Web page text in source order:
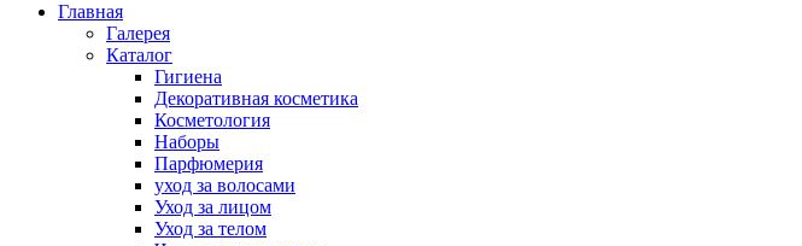
Главная
Галерея
Каталог
Гигиена
Декоративная косметика
Косметология
Наборы
Парфюмерия
уход за волосами
Уход за лицом
Уход за телом